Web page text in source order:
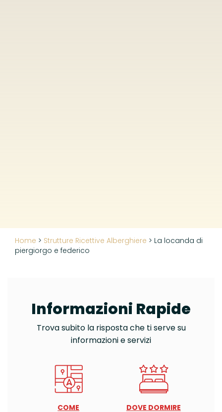
Home > Strutture Ricettive Alberghiere > La locanda di
piergiorgo e federico
Informazioni Rapide
Trova subito la risposta che ti serve su
informazioni e servizi
COME
DOVE DORMIRE